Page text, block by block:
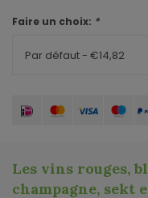
Faire un choix: *
Par défaut - €14,82
Les vins rouges,
champagne, sekt